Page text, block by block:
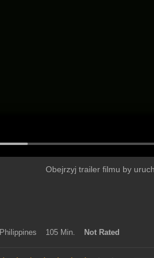
Obejrzyj trailer filmu by
Philippines 105 Min. Not Rated